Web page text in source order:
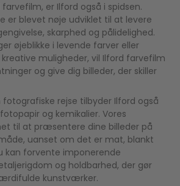
er Ilford også i spidsen.
er blevet nøje udviklet til at levere
skarphed og pålidelighed.
øjeblikke i levende farver eller
muligheder, vil Ilford farvefilm
og give dig billeder, der skiller
rejse tilbyder Ilford også
og kemikalier. Vores
til at præsentere dine billeder på
uanset om det er mat, blankt
kan forvente imponerende
og holdbarhed, der gør
kunstværker.